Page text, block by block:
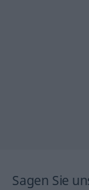
Sagen Sie